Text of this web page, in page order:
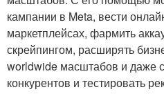
кампании в Meta, вести
маркетплейсах, фармить
скрейпингом, расширять
worldwide масштабов и даже
конкурентов и тестировать